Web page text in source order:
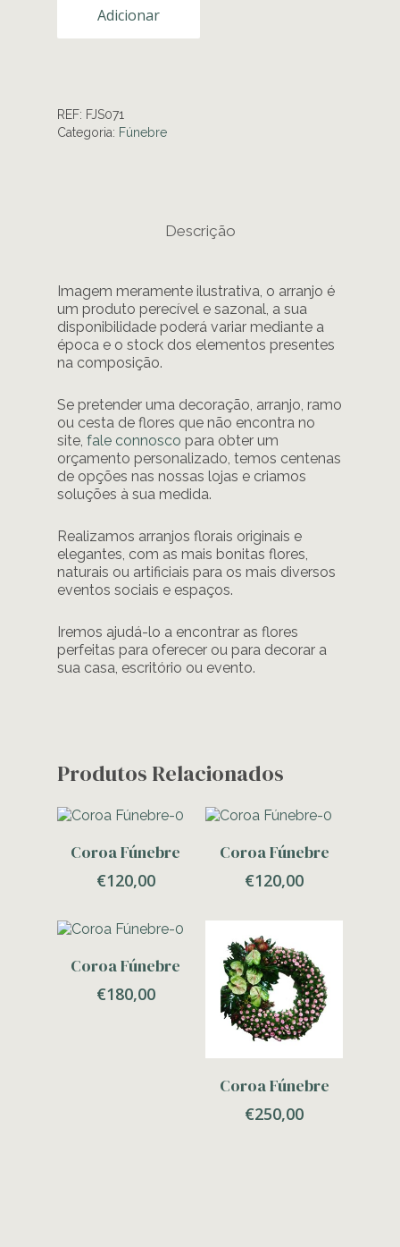
Adicionar
REF: FJS071
Categoria: Fúnebre
Descrição
Imagem meramente ilustrativa, o arranjo é
um produto perecível e sazonal, a sua
disponibilidade poderá variar mediante a
época e o stock dos elementos presentes
na composição.
Se pretender uma decoração, arranjo, ramo
ou cesta de flores que não encontra no
site, fale connosco para obter um
orçamento personalizado, temos centenas
de opções nas nossas lojas e criamos
soluções à sua medida.
Realizamos arranjos florais originais e
elegantes, com as mais bonitas flores,
naturais ou artificiais para os mais diversos
eventos sociais e espaços.
Iremos ajudá-lo a encontrar as flores
perfeitas para oferecer ou para decorar a
sua casa, escritório ou evento.
Produtos Relacionados
Adicionar
Coroa Fúnebre
€120,00
Adicionar
Coroa Fúnebre
€120,00
Adicionar
Coroa Fúnebre
€180,00
Adicionar
Coroa Fúnebre
€250,00